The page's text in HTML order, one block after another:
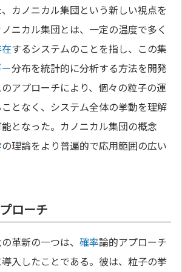
カノニカル集団という新しい視点を
ニカル集団とは、一定の温度で多く
するシステムのことを指し、この集
分布を統計的に分析する方法を開発
アプローチにより、個々の粒子の運
となく、システム全体の挙動を理解
となった。カノニカル集団の概念
の理論をより普遍的で応用範囲の広い
ローチ
革新の一つは、確率論的アプローチ
導入したことである。彼は、粒子の挙